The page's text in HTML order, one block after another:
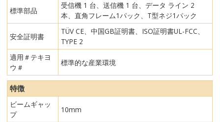
標準部品
受信機 1 台、送信機 1 台、データ ライン 2
本、直角フレーム1パック、T型ネジ1パック
安全証明書
TÜV CE、中国GB証明書、ISO証明書UL-FCC、
TYPE 2
適用＃テキヨ
ウ＃
標準的な産業環境
特徴
ビームギャッ
プ
10mm